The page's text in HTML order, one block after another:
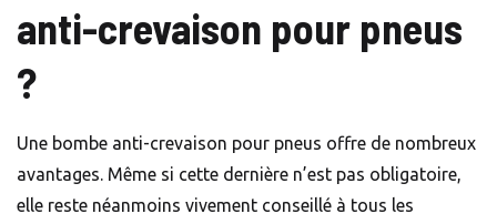
anti-crevaison pour pneus
?
Une bombe anti-crevaison pour pneus offre de nombreux
avantages. Même si cette dernière n’est pas obligatoire,
elle reste néanmoins vivement conseillé à tous les